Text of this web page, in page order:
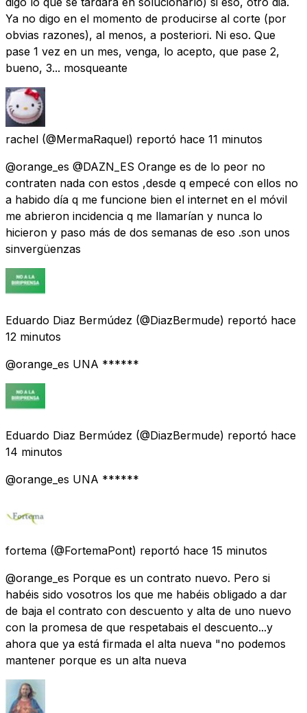
Ya no digo en el momento de producirse al corte (por
obvias razones), al menos, a posteriori. Ni eso. Que
pase 1 vez en un mes, venga, lo acepto, que pase 2,
bueno, 3... mosqueante
rachel (@MermaRaquel) reportó hace 11 minutos
@orange_es @DAZN_ES Orange es de lo peor no
contraten nada con estos ,desde q empecé con ellos no
a habido día q me funcione bien el internet en el móvil
me abrieron incidencia q me llamarían y nunca lo
hicieron y paso más de dos semanas de eso .son unos
sinvergüenzas
Eduardo Diaz Bermúdez (@DiazBermude) reportó hace
12 minutos
@orange_es UNA ******
Eduardo Diaz Bermúdez (@DiazBermude) reportó hace
14 minutos
@orange_es UNA ******
fortema (@FortemaPont) reportó hace 15 minutos
@orange_es Porque es un contrato nuevo. Pero si
habéis sido vosotros los que me habéis obligado a dar
de baja el contrato con descuento y alta de uno nuevo
con la promesa de que respetabais el descuento...y
ahora que ya está firmada el alta nueva "no podemos
mantener porque es un alta nueva